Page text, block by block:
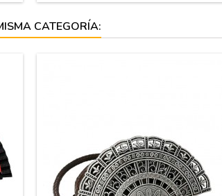
CATEGORÍA: